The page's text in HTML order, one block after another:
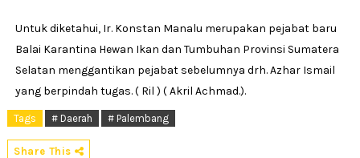
Untuk diketahui, Ir. Konstan Manalu merupakan pejabat baru
Balai Karantina Hewan Ikan dan Tumbuhan Provinsi Sumatera
Selatan menggantikan pejabat sebelumnya drh. Azhar Ismail
yang berpindah tugas. ( Ril ) ( Akril Achmad.).
Tags # Daerah # Palembang
Share This